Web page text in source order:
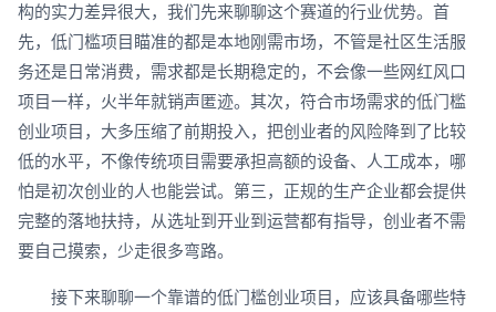
构的实力差异很大，我们先来聊聊这个赛道的行业优势。首
先，低门槛项目瞄准的都是本地刚需市场，不管是社区生活服
务还是日常消费，需求都是长期稳定的，不会像一些网红风口
项目一样，火半年就销声匿迹。其次，符合市场需求的低门槛
创业项目，大多压缩了前期投入，把创业者的风险降到了比较
低的水平，不像传统项目需要承担高额的设备、人工成本，哪
怕是初次创业的人也能尝试。第三，正规的生产企业都会提供
完整的落地扶持，从选址到开业到运营都有指导，创业者不需
要自己摸索，少走很多弯路。
接下来聊聊一个靠谱的低门槛创业项目，应该具备哪些特